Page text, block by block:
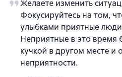
Желаете изменить
Фокусируйтесь на том,
улыбками приятные
Неприятные в это время
кучкой в другом месте и
неприятности.